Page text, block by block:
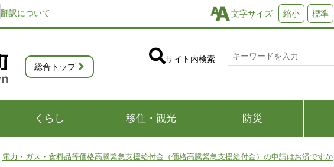
翻訳について 文字サイズ 縮小 標準
総合トップ
サイト内検索
くらし 移住・観光 防災
電力・ガス・食料品等価格高騰緊急支援給付金（価格高騰緊急支援給付金）の申請はお済ですか